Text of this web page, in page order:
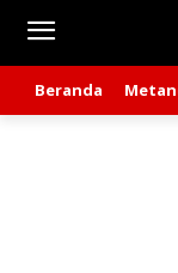
Beranda